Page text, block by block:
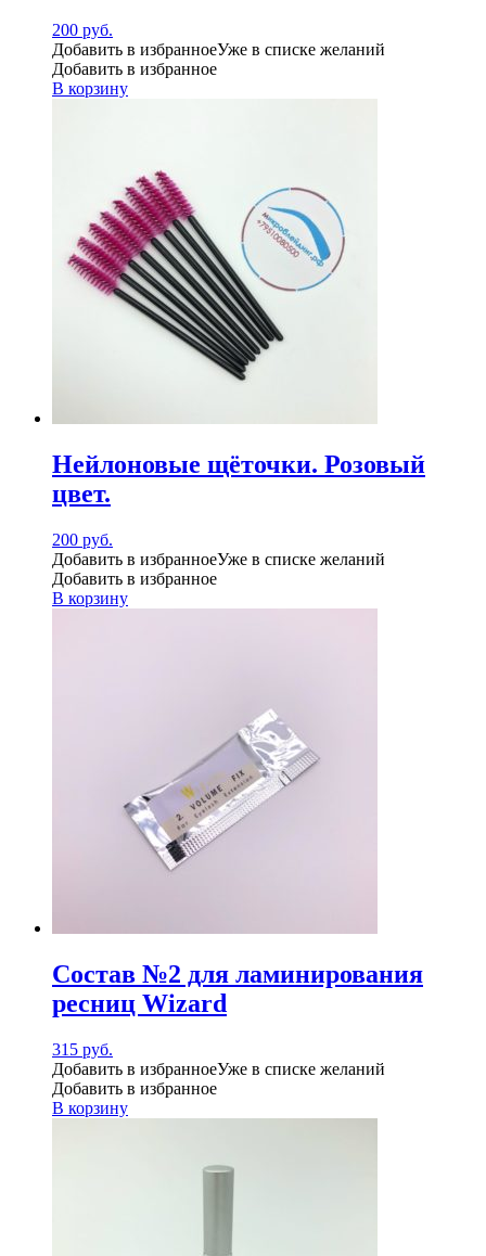
200 руб.
Добавить в избранноеУже в списке желаний
Добавить в избранное
В корзину
Нейлоновые щёточки. Розовый
цвет.
200 руб.
Добавить в избранноеУже в списке желаний
Добавить в избранное
В корзину
Состав №2 для ламинирования
ресниц Wizard
315 руб.
Добавить в избранноеУже в списке желаний
Добавить в избранное
В корзину